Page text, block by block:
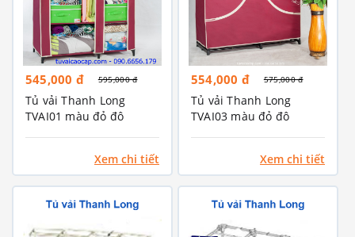
545,000 đ 595,000 đ
Tủ vải Thanh Long
TVAI01 màu đỏ đô
Xem chi tiết
554,000 đ 575,000 đ
Tủ vải Thanh Long
TVAI03 màu đỏ đô
Xem chi tiết